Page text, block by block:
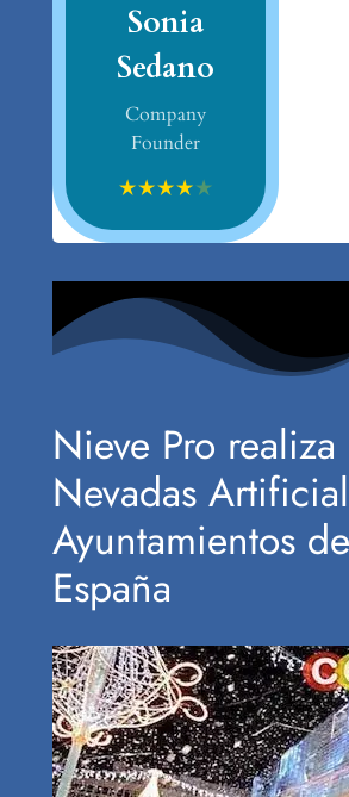
Sonia
Sedano
Company
Founder
★★★★★
Nieve Pro realiza
Nevadas
Ayuntamientos
España